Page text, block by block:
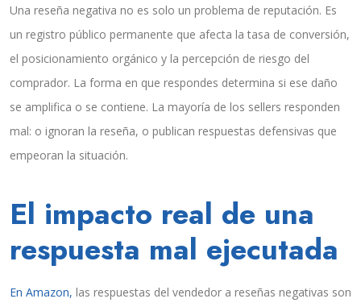
Una reseña negativa no es solo un problema de reputación. Es
un registro público permanente que afecta la tasa de conversión,
el posicionamiento orgánico y la percepción de riesgo del
comprador. La forma en que respondes determina si ese daño
se amplifica o se contiene. La mayoría de los sellers responden
mal: o ignoran la reseña, o publican respuestas defensivas que
empeoran la situación.
El impacto real de una
respuesta mal ejecutada
En Amazon, las respuestas del vendedor a reseñas negativas son